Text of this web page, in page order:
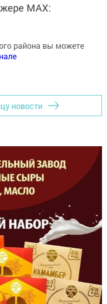
MАХ:
района вы можете
новости